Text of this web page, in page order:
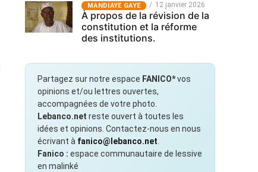
MANDIAYE GAYE 12 janvier 2026
À propos de la révision de la
constitution et la réforme
des institutions.
Partagez sur notre espace FANICO*vos
opinions et/ou lettres ouvertes,
accompagnées de votre photo.
Lebanco.net reste ouvert à toutes les
idées et opinions. Contactez-nous en nous
écrivant à fanico@lebanco.net
Fanico : espace communautaire de lessive
en malinké